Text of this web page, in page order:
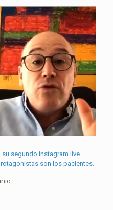
segundo instagram live
son los pacientes.